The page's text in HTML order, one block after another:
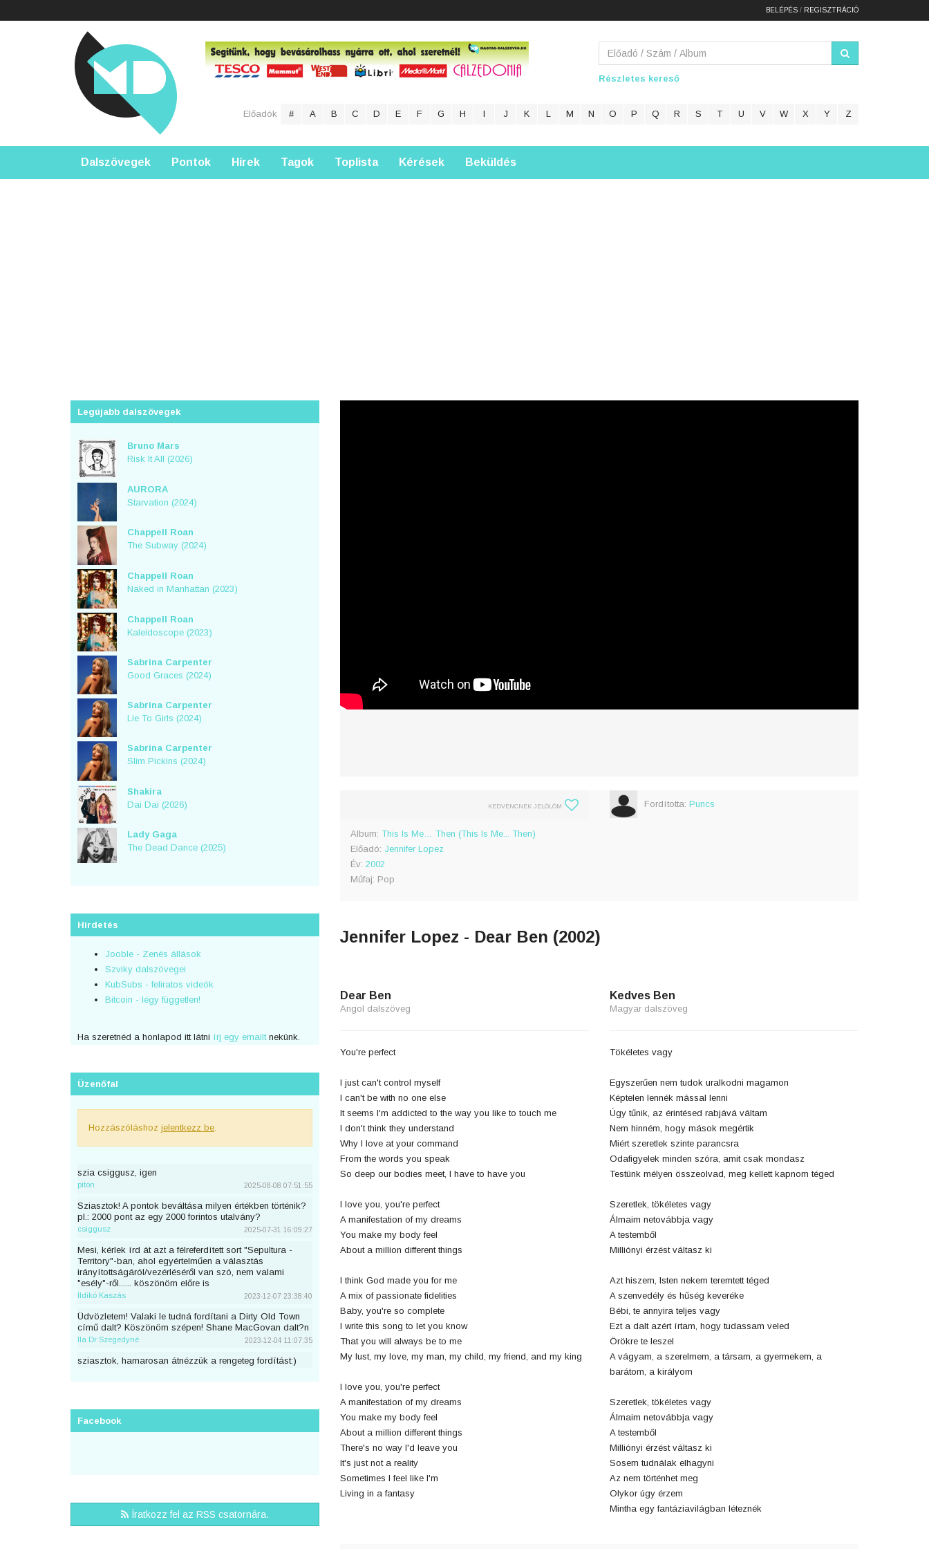
BELÉPÉS / REGISZTRÁCIÓ
Részletes kereső
Előadók # A B C D E F G H I J K L M N O P Q R S T U V W X Y Z
Dalszövegek Pontok Hírek Tagok Toplista Kérések Beküldés
Legújabb dalszövegek
Bruno Mars
Risk It All (2026)
AURORA
Starvation (2024)
Chappell Roan
The Subway (2024)
Chappell Roan
Naked in Manhattan (2023)
Chappell Roan
Kaleidoscope (2023)
Sabrina Carpenter
Good Graces (2024)
Sabrina Carpenter
Lie To Girls (2024)
Sabrina Carpenter
Slim Pickins (2024)
Shakira
Dai Dai (2026)
Lady Gaga
The Dead Dance (2025)
Hirdetés
Jooble - Zenés állások
Szviky dalszövegei
KubSubs - feliratos videók
Bitcoin - légy független!
Ha szeretnéd a honlapod itt látni írj egy emailtnekünk.
Üzenőfal
Hozzászóláshoz jelentkezz be
szia csiggusz, igen
piton 2025-08-08 07:51:55
Sziasztok! A pontok beváltása milyen értékben történik?
pl.: 2000 pont az egy 2000 forintos utalvány?
csiggusz 2025-07-31 16:09:27
Mesi, kérlek írd át azt a félreferdített sort "Sepultura -
Territory"-ban, ahol egyértelműen a választás
irányítottságáról/vezérléséről van szó, nem valami
"esély"-ről...... köszönöm előre is
Ildikó Kaszás 2023-12-07 23:38:40
Üdvözletem! Valaki le tudná fordítani a Dirty Old Town
című dalt? Köszönöm szépen! Shane MacGovan dalt?n
Ila Dr Szegedyné 2023-12-04 11:07:35
sziasztok, hamarosan átnézzük a rengeteg fordítást:)
előtte. Át lehetne még írni a nevemre? Köszi <3
Sziasztok, én küldtem be most Taylor Swifttől a Great
War című számot, de véletlen nem voltam bejelentkezve.
A nevemre lehetne írni?
Facebook
Íratkozz fel az RSS csatornára.
KEDVENCNEK JELÖLÖM
Album: This Is Me… Then (This Is Me... Then)
Előadó: Jennifer Lopez
Év: 2002
Műfaj: Pop
Fordította: Puncs
Jennifer Lopez - Dear Ben (2002)
Dear Ben
Angol dalszöveg
You're perfect
I just can't control myself
I can't be with no one else
It seems I'm addicted to the way you like to touch me
I don't think they understand
Why I love at your command
From the words you speak
So deep our bodies meet, I have to have you
I love you, you're perfect
A manifestation of my dreams
You make my body feel
About a million different things
I think God made you for me
A mix of passionate fidelities
Baby, you're so complete
I write this song to let you know
That you will always be to me
My lust, my love, my man, my child, my friend, and my king
I love you, you're perfect
A manifestation of my dreams
You make my body feel
About a million different things
There's no way I'd leave you
It's just not a reality
Sometimes I feel like I'm
Living in a fantasy
Kedves Ben
Magyar dalszöveg
Tökéletes vagy
Egyszerűen nem tudok uralkodni magamon
Képtelen lennék mással lenni
Úgy tűnik, az érintésed rabjává váltam
Nem hinném, hogy mások megértik
Miért szeretlek szinte parancsra
Odafigyelek minden szóra, amit csak mondasz
Testünk mélyen összeolvad, meg kellett kapnom téged
Szeretlek, tökéletes vagy
Álmaim netovábbja vagy
A testemből
Milliónyi érzést váltasz ki
Azt hiszem, Isten nekem teremtett téged
A szenvedély és hűség keveréke
Bébi, te annyira teljes vagy
Ezt a dalt azért írtam, hogy tudassam veled
Örökre te leszel
A vágyam, a szerelmem, a társam, a gyermekem, a
barátom, a királyom
Szeretlek, tökéletes vagy
Álmaim netovábbja vagy
A testemből
Milliónyi érzést váltasz ki
Sosem tudnálak elhagyni
Az nem történhet meg
Olykor úgy érzem
Mintha egy fantáziavilágban léteznék